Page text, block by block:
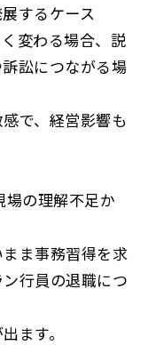
するケース
変わる場合、説
訟につながる場
で、経営影響も
の理解不足か
ま事務習得を求
行員の退職につ
ます。